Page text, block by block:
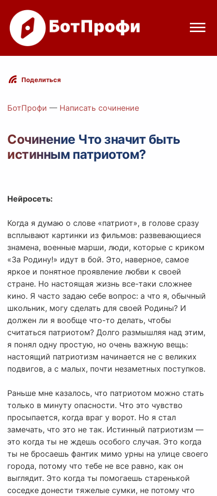
Режимы бота
Цены
Вход с Telegram
Поделиться
БотПрофи — Написать сочинение
Сочинение Что значит быть
истинным патриотом?
Нейросеть:
Когда я думаю о слове «патриот», в голове сразу
всплывают картинки из фильмов: развевающиеся
знамена, военные марши, люди, которые с криком
«За Родину!» идут в бой. Это, наверное, самое
яркое и понятное проявление любви к своей
стране. Но настоящая жизнь все-таки сложнее
кино. Я часто задаю себе вопрос: а что я, обычный
школьник, могу сделать для своей Родины? И
должен ли я вообще что-то делать, чтобы
считаться патриотом? Долго размышляя над этим,
я понял одну простую, но очень важную вещь:
настоящий патриотизм начинается не с великих
подвигов, а с малых, почти незаметных поступков.
Раньше мне казалось, что патриотом можно стать
только в минуту опасности. Что это чувство
просыпается, когда враг у ворот. Но я стал
замечать, что это не так. Истинный патриотизм —
это когда ты не ждешь особого случая. Это когда
ты не бросаешь фантик мимо урны на улице своего
города, потому что тебе не все равно, как он
выглядит. Это когда ты помогаешь старенькой
соседке донести тяжелые сумки, не потому что